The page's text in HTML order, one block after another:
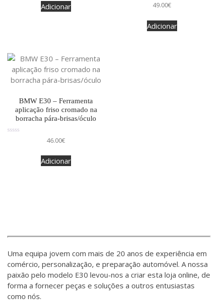
Adicionar 49.00€
Adicionar
BMW E30 – Ferramenta
aplicação friso cromado na
borracha pára-brisas/óculo
46.00€
Adicionar
Uma equipa jovem com mais de 20 anos de experiência em
comércio, personalização, e preparação automóvel. A nossa
paixão pelo modelo E30 levou-nos a criar esta loja online, de
forma a fornecer peças e soluções a outros entusiastas
como nós.